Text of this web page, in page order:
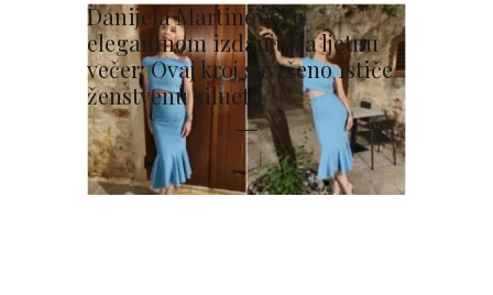
Danijela Martinović u
elegantnom izdanju za ljetnu
večer: Ovaj kroj savršeno ističe
ženstvenu siluetu